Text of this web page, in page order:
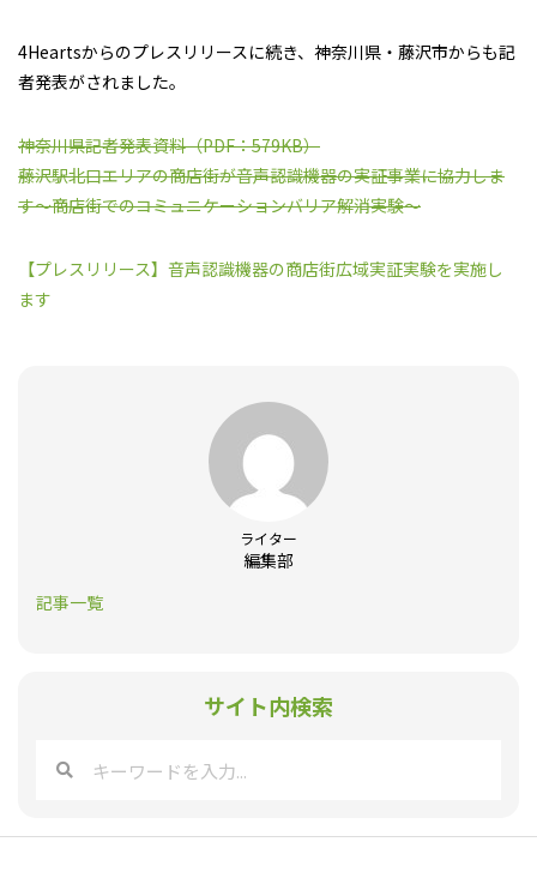
サイト内検索
4Heartsからのプレスリリースに続き、神奈川県・藤沢市からも記
者発表がされました。
神奈川県記者発表資料（PDF：579KB）
藤沢駅北口エリアの商店街が音声認識機器の実証事業に協力しま
す～商店街でのコミュニケーションバリア解消実験～
【プレスリリース】音声認識機器の商店街広域実証実験を実施し
ます
ライター
編集部
記事一覧